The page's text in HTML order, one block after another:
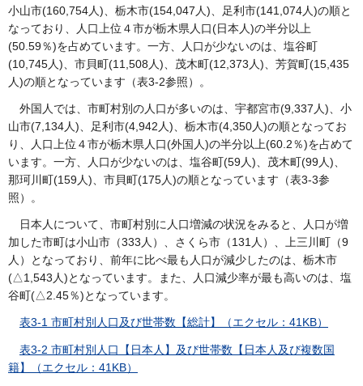
小山市(160,754人)、栃木市(154,047人)、足利市(141,074人)の順と
なっており、人口上位４市が栃木県人口(日本人)の半分以上
(50.59％)を占めています。一方、人口が少ないのは、塩谷町
(10,745人)、市貝町(11,508人)、茂木町(12,373人)、芳賀町(15,435
人)の順となっています（表3-2参照）。
外国人では、市町村別の人口が多いのは、宇都宮市(9,337人)、小
山市(7,134人)、足利市(4,942人)、栃木市(4,350人)の順となってお
り、人口上位４市が栃木県人口(外国人)の半分以上(60.2％)を占めて
います。一方、人口が少ないのは、塩谷町(59人)、茂木町(99人)、
那珂川町(159人)、市貝町(175人)の順となっています（表3-3参
照）。
日本人について、市町村別に人口増減の状況をみると、人口が増
加した市町は小山市（333人）、さくら市（131人）、上三川町（9
人）となっており、前年に比べ最も人口が減少したのは、栃木市
(△1,543人)となっています。また、人口減少率が最も高いのは、塩
谷町(△2.45％)となっています。
表3-1 市町村別人口及び世帯数【総計】（エクセル：41KB）
表3-2 市町村別人口【日本人】及び世帯数【日本人及び複数国
籍】（エクセル：41KB）